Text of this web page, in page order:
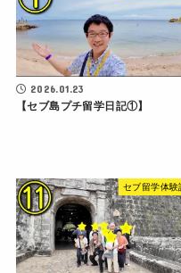
2026.01.23
【セブ島プチ留学日記①】
セブ留学体験